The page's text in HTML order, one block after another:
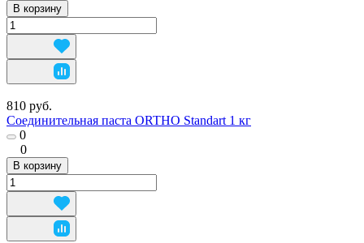
В корзину
810 руб.
Соединительная паста ORTHO Standart 1 кг
0
0
В корзину